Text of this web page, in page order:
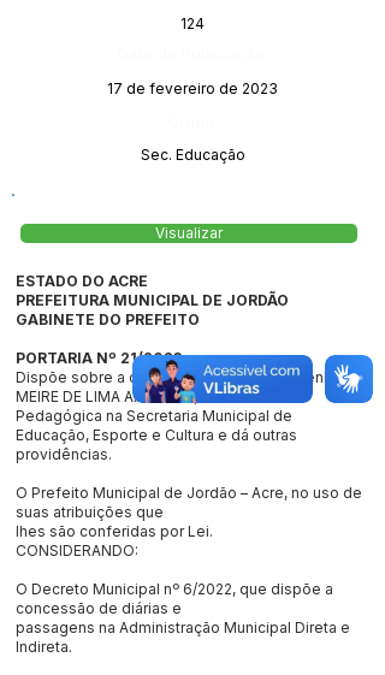
124
17 de fevereiro de 2023
Sec. Educação
Visualizar
ESTADO DO ACRE
PREFEITURA MUNICIPAL DE JORDÃO
GABINETE DO PREFEITO
PORTARIA Nº 21/2023
Dispõe sobre a concessão de diárias a senhora
MEIRE DE LIMA ANDRADE, Coordenadora
Pedagógica na Secretaria Municipal de
Educação, Esporte e Cultura e dá outras
providências.
O Prefeito Municipal de Jordão – Acre, no uso de
suas atribuições que
lhes são conferidas por Lei.
CONSIDERANDO:
O Decreto Municipal nº 6/2022, que dispõe a
concessão de diárias e
passagens na Administração Municipal Direta e
Indireta.